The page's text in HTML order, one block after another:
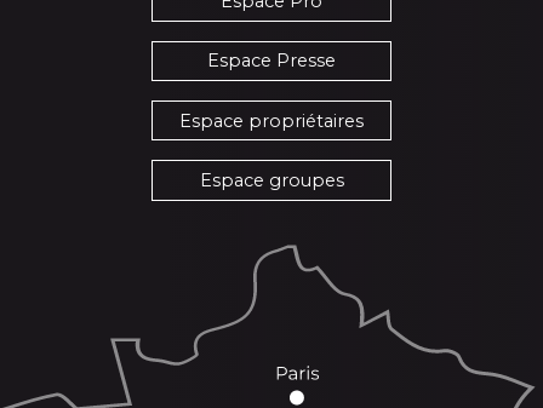
Espace Presse
Espace propriétaires
Espace groupes